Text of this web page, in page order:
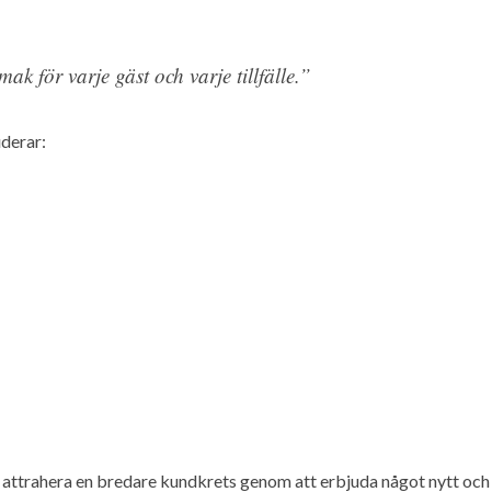
för varje gäst och varje tillfälle.”
en bredare kundkrets genom att erbjuda något nytt och